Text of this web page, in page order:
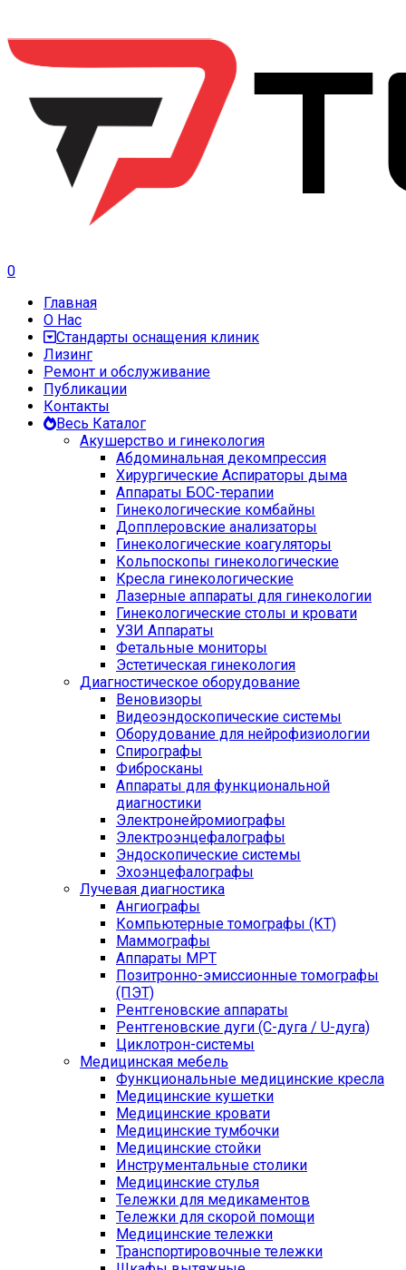
0
Главная
О Нас
Стандарты оснащения клиник
Лизинг
Ремонт и обслуживание
Публикации
Контакты
Весь Каталог
Акушерство и гинекология
Абдоминальная декомпрессия
Хирургические Аспираторы дыма
Аппараты БОС-терапии
Гинекологические комбайны
Допплеровские анализаторы
Гинекологические коагуляторы
Кольпоскопы гинекологические
Кресла гинекологические
Лазерные аппараты для гинекологии
Гинекологические столы и кровати
УЗИ Аппараты
Фетальные мониторы
Эстетическая гинекология
Диагностическое оборудование
Веновизоры
Видеоэндоскопические системы
Оборудование для нейрофизиологии
Спирографы
Фибросканы
Аппараты для функциональной
диагностики
Электронейромиографы
Электроэнцефалографы
Эндоскопические системы
Эхоэнцефалографы
Лучевая диагностика
Ангиографы
Компьютерные томографы (КТ)
Маммографы
Аппараты МРТ
Позитронно-эмиссионные томографы
(ПЭТ)
Рентгеновские аппараты
Рентгеновские дуги (С-дуга / U-дуга)
Циклотрон-системы
Медицинская мебель
Функциональные медицинские кресла
Медицинские кушетки
Медицинские кровати
Медицинские тумбочки
Медицинские стойки
Инструментальные столики
Медицинские стулья
Тележки для медикаментов
Тележки для скорой помощи
Медицинские тележки
Транспортировочные тележки